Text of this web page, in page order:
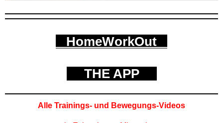
HomeWorkOut
THE APP
Alle Trainings- und Bewegungs-Videos